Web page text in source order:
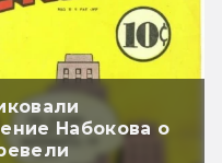
Набокова о